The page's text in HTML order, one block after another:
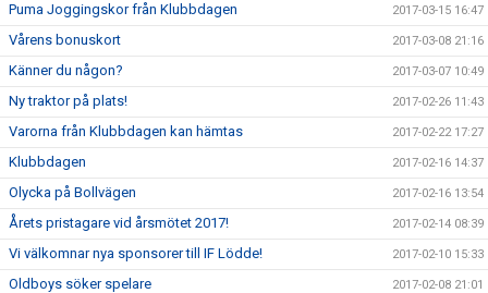
Puma Joggingskor från Klubbdagen 2017-03-15 16:47
Vårens bonuskort 2017-03-08 21:16
Känner du någon? 2017-03-07 10:49
Ny traktor på plats! 2017-02-26 11:43
Varorna från Klubbdagen kan hämtas 2017-02-22 17:27
Klubbdagen 2017-02-16 14:37
Olycka på Bollvägen 2017-02-16 13:54
Årets pristagare vid årsmötet 2017! 2017-02-14 08:39
Vi välkomnar nya sponsorer till IF Lödde! 2017-02-10 15:33
Oldboys söker spelare 2017-02-08 21:01